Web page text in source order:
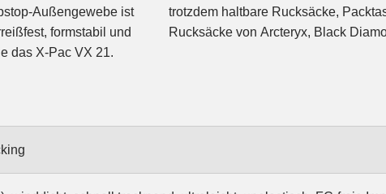
Außengewebe ist
formstabil und
das X-Pac VX 21.
für hochwertige
Rucksäcke von Arcteryx, Black